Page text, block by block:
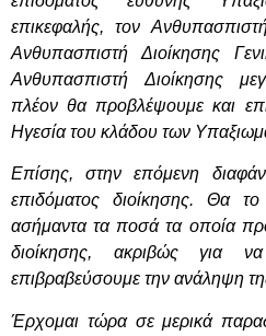
επικεφαλής, τον
Ανθυπασπιστή Διοίκησης
Ανθυπασπιστή Διοίκησης
πλέον θα προβλέψουμε και
Ηγεσία του κλάδου των
Επίσης, στην επόμενη
επιδόματος διοίκησης. Θα το
ασήμαντα τα ποσά τα οποία
διοίκησης, ακριβώς για
επιβραβεύσουμε την ανάληψη
Έρχομαι τώρα σε μερικά